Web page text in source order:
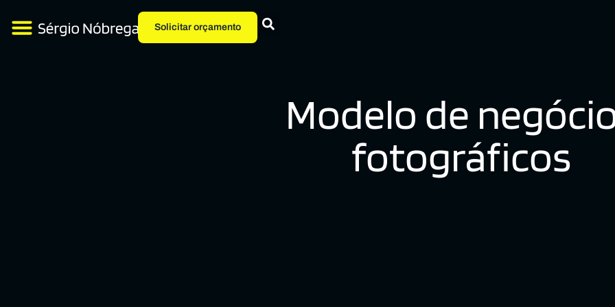
Solicitar orçamento
Modelo de
fotográficos